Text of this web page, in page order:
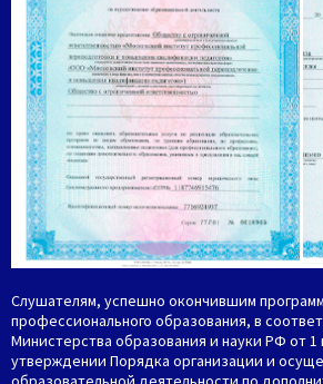
Слушателям, успешно окончившим
профессионального образования, в
Министерства образования и науки РФ от 1
утверждении Порядка организации и